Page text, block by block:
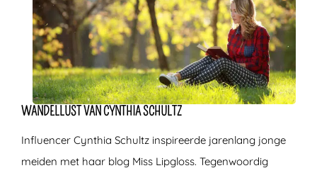
WANDELLUST VAN CYNTHIA SCHULTZ
Influencer Cynthia Schultz inspireerde jarenlang jonge
meiden met haar blog Miss Lipgloss. Tegenwoordig